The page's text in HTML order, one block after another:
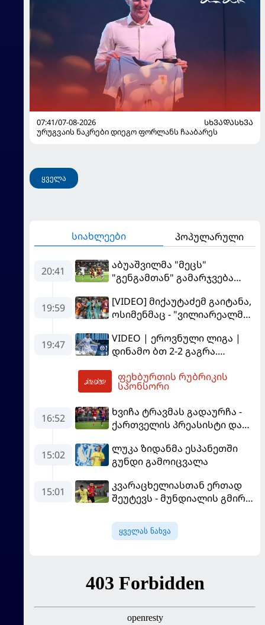
07:41/07-08-2026
ᲡᲮᲕᲐᲓᲐᲡᲮᲕᲐ
ურუგვაის ნაკრები დიეგო ფორლანს ჩააბარეს
ყველა
სიახლეები პოპულარული
20:41
აბუაშვილმა "მეცს"
"გენგამთან" გამარჯვება
19:59
[VIDEO] მიქაუტაძემ გაიტანა,
ოსიმენმაც - "ვილიარეალმა"
"გალათასარაის" მოუგო
19:47
VIDEO | ეროვნული ლიგა |
დინამო ბთ 2-2 გაგრა.
ფეხბურთის რუბრიკის
სპონსორი
16:52
ხვიჩა ტრავმას გადაურჩა -
ქართველის პრეასისტი და
იუნაიტედთან"
15:02
ლუკა ზიდანმა ესპანეთში
გუნდი გამოიცვალა
15:01
კვარაცხელიასთან ერთად
შეუტევს - მუნდიალის გმირი
გახდება
ყველას ნახვა